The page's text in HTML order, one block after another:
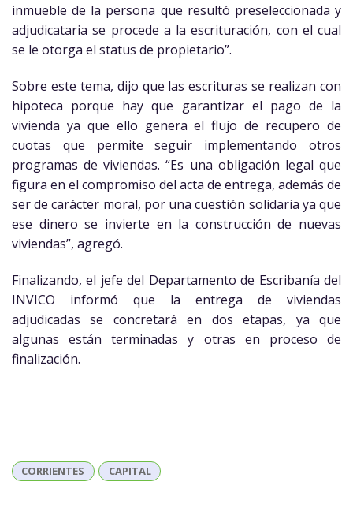
inmueble de la persona que resultó preseleccionada y
adjudicataria se procede a la escrituración, con el cual
se le otorga el status de propietario”.
Sobre este tema, dijo que las escrituras se realizan con
hipoteca porque hay que garantizar el pago de la
vivienda ya que ello genera el flujo de recupero de
cuotas que permite seguir implementando otros
programas de viviendas. “Es una obligación legal que
figura en el compromiso del acta de entrega, además de
ser de carácter moral, por una cuestión solidaria ya que
ese dinero se invierte en la construcción de nuevas
viviendas”, agregó.
Finalizando, el jefe del Departamento de Escribanía del
INVICO informó que la entrega de viviendas
adjudicadas se concretará en dos etapas, ya que
algunas están terminadas y otras en proceso de
finalización.
CORRIENTES CAPITAL